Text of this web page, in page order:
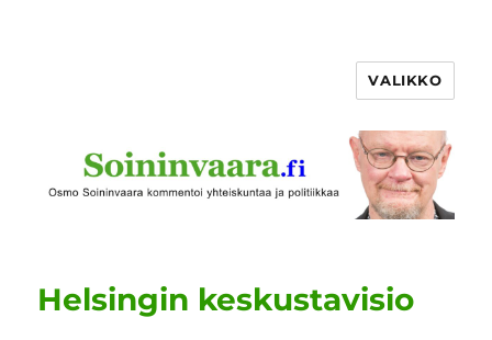
VALIKKO
Helsingin keskustavisio